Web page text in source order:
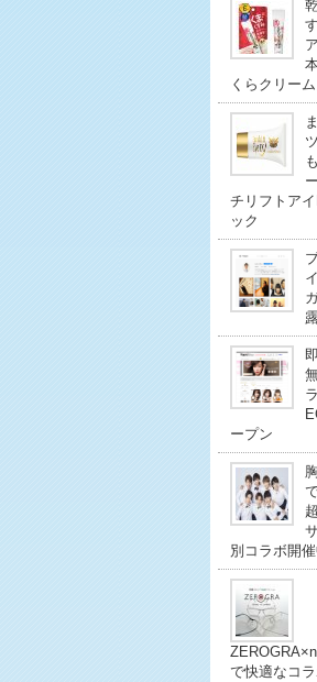
くらクリー
チリフトア
ック
ープン
別コラボ開
で快適なコ